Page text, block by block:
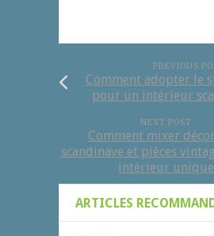
PREVIOUS
Comment adopter le
pour un intérieur
NEXT POST
Comment mixer
scandinave et pièces
intérieur unique
ARTICLES